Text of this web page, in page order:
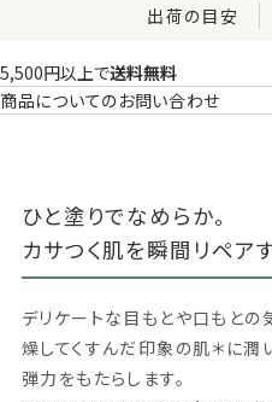
出荷の目安
5,500円以上で送料無料
商品についてのお問い合わせ
ひと塗りでなめらか。
カサつく肌を瞬間リペアす
デリケートな目もとや口もとの
燥してくすんだ印象の肌＊に潤
弾力をもたらします。